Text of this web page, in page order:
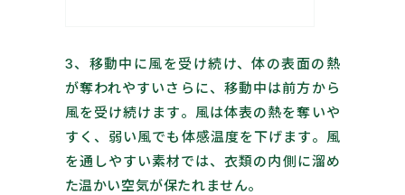
3、移動中に風を受け続け、体の表面の熱
が奪われやすいさらに、移動中は前方から
風を受け続けます。風は体表の熱を奪いや
すく、弱い風でも体感温度を下げます。風
を通しやすい素材では、衣類の内側に溜め
た温かい空気が保たれません。